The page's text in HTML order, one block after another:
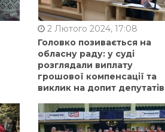
2 Лютого 2024, 17:08
Головко позивається на
обласну раду: у суді
розглядали виплату
грошової компенсації та
виклик на допит депутатів